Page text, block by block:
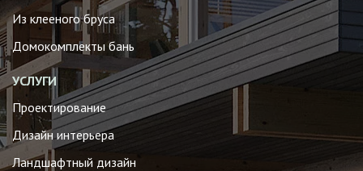
Из клееного бруса
Домокомплекты бань
УСЛУГИ
Проектирование
Дизайн интерьера
Ландшафтный дизайн